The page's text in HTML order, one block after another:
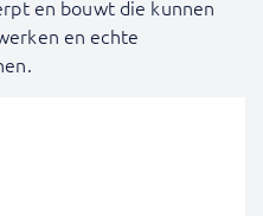
en bouwt die kunnen
en echte